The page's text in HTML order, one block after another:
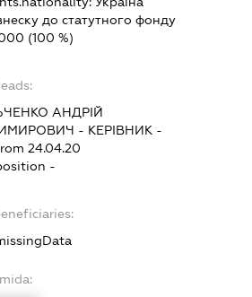
до статутного фонду
(100 %)
АНДРІЙ
- КЕРІВНИК -
24.04.20
-